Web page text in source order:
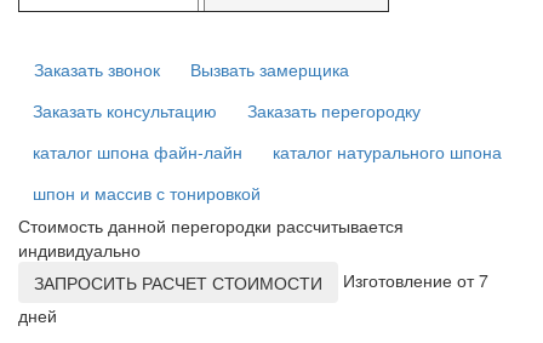
Заказать звонок
Вызвать замерщика
Заказать консультацию
Заказать перегородку
каталог шпона файн-лайн
каталог натурального шпона
шпон и массив с тонировкой
Стоимость данной перегородки рассчитывается
индивидуально
ЗАПРОСИТЬ РАСЧЕТ СТОИМОСТИ
Изготовление от 7
дней